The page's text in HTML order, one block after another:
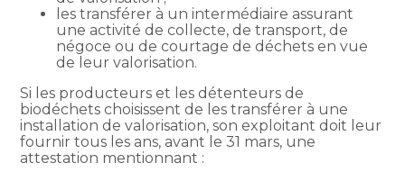
les transférer à un intermédiaire assurant
une activité de collecte, de transport, de
négoce ou de courtage de déchets en vue
de leur valorisation.
Si les producteurs et les détenteurs de
biodéchets choisissent de les transférer à une
installation de valorisation, son exploitant doit leur
fournir tous les ans, avant le 31 mars, une
attestation mentionnant :